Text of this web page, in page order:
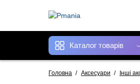
Каталог товарів
Головна Аксесуари Інші